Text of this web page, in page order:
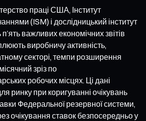
праці США, Інститут
(ISM) і дослідницький інститут
важливих економічних звітів
виробничу активність,
секторі, темпи розширення
зріз по
робочих місцях. Ці дані
ринку при коригуванні очікувань
Федеральної резервної системи,
очікування ставок безпосередньо у